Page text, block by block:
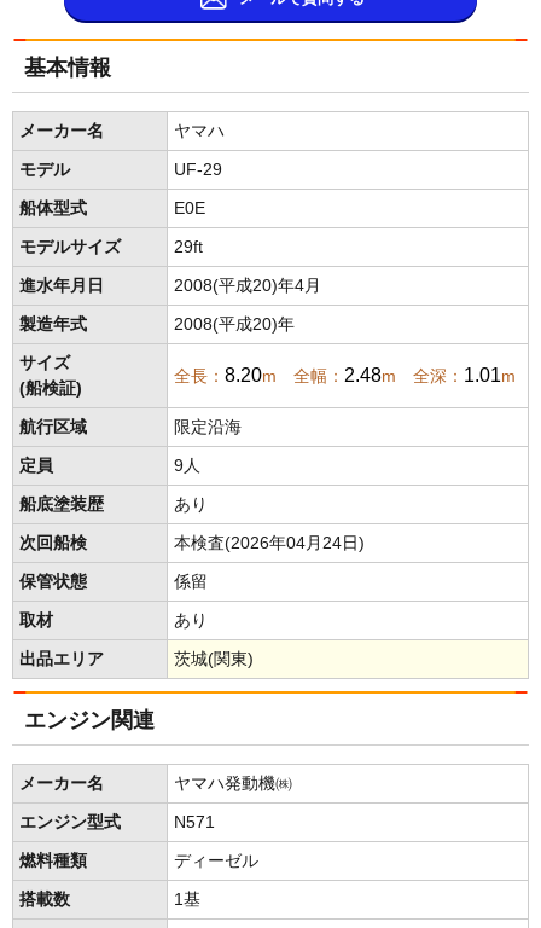
基本情報
メーカー名 ヤマハ
モデル UF-29
船体型式 E0E
モデルサイズ 29ft
進水年月日 2008(平成20)年4月
製造年式 2008(平成20)年
サイズ
(船検証)
全長： 8.20m 全幅： 2.48m 全深： 1.01m
航行区域 限定沿海
定員 9人
船底塗装歴 あり
次回船検 本検査(2026年04月24日)
保管状態 係留
取材 あり
出品エリア 茨城(関東)
エンジン関連
メーカー名 ヤマハ発動機㈱
エンジン型式 N571
燃料種類 ディーゼル
搭載数 1基